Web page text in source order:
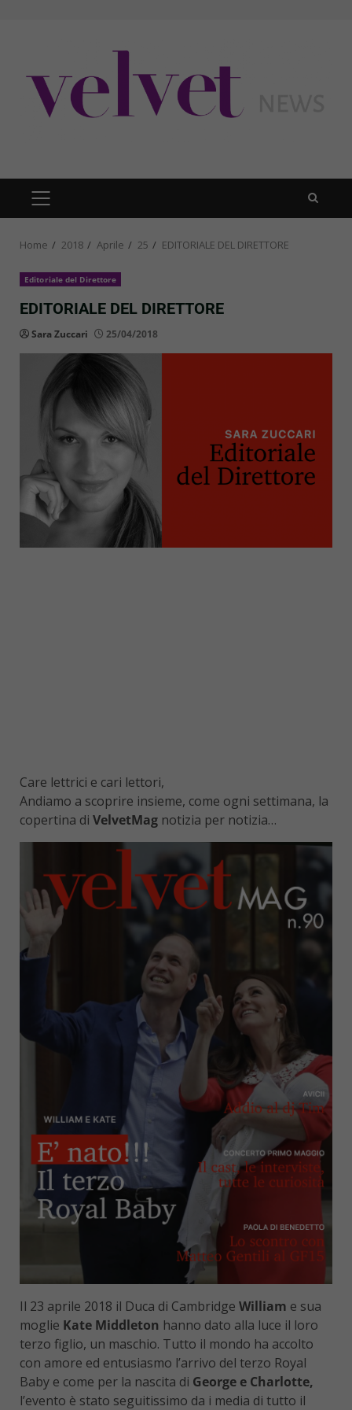
PRIMARY
MENU
Home 2018 Aprile 25 EDITORIALE DEL DIRETTORE
Editoriale del Direttore
EDITORIALE DEL DIRETTORE
Sara Zuccari 25/04/2018
Care lettrici e cari lettori,
Andiamo a scoprire insieme, come ogni settimana, la
copertina di VelvetMag notizia per notizia…
Il 23 aprile 2018 il Duca di Cambridge William e sua
moglie Kate Middleton hanno dato alla luce il loro
terzo figlio, un maschio. Tutto il mondo ha accolto
con amore ed entusiasmo l’arrivo del terzo Royal
Baby e come per la nascita di George e Charlotte,
l’evento è stato seguitissimo da i media di tutto il